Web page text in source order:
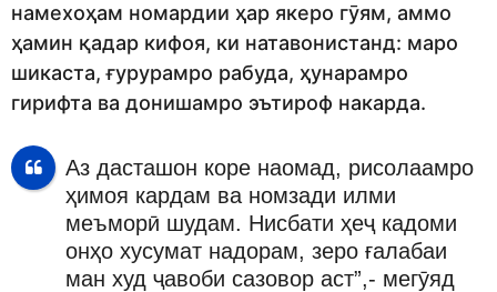
намехоҳам номардии ҳар якеро гӯям, аммо
ҳамин қадар кифоя, ки натавонистанд: маро
шикаста, ғурурамро рабуда, ҳунарамро
гирифта ва донишамро эътироф накарда.
Аз дасташон коре наомад, рисолаамро
ҳимоя кардам ва номзади илми
меъморӣ шудам. Нисбати ҳеҷ кадоми
онҳо хусумат надорам, зеро ғалабаи
ман худ ҷавоби сазовор аст”,- мегӯяд